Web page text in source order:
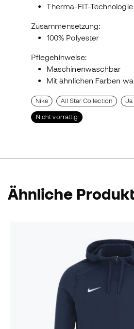
Therma-FIT-Technologie
Zusammensetzung:
100% Polyester
Pflegehinweise:
Maschinenwaschbar
Mit ähnlichen Farben
Nike All Star Collection Ja
Nicht vorrättig
Ähnliche